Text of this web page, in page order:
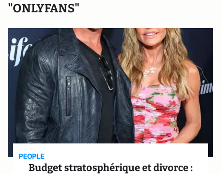
"ONLYFANS"
PEOPLE
Budget stratosphérique et divorce :